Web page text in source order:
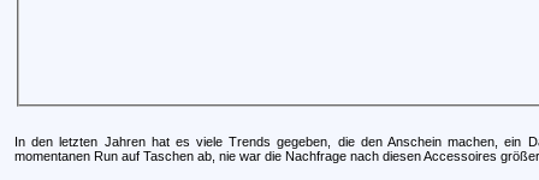
In den letzten Jahren hat es viele Trends gegeben, die den Anschein machen, ein
momentanen Run auf Taschen ab, nie war die Nachfrage nach diesen Accessoires